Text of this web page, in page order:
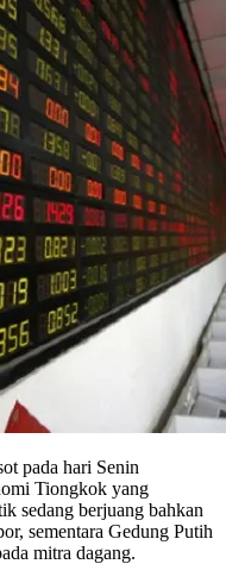
pada hari Senin
Tiongkok yang
sedang berjuang bahkan
sementara Gedung Putih
mitra dagang.